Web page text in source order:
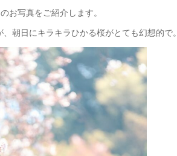
お写真をご紹介します。
朝日にキラキラひかる桜がとても幻想的で。